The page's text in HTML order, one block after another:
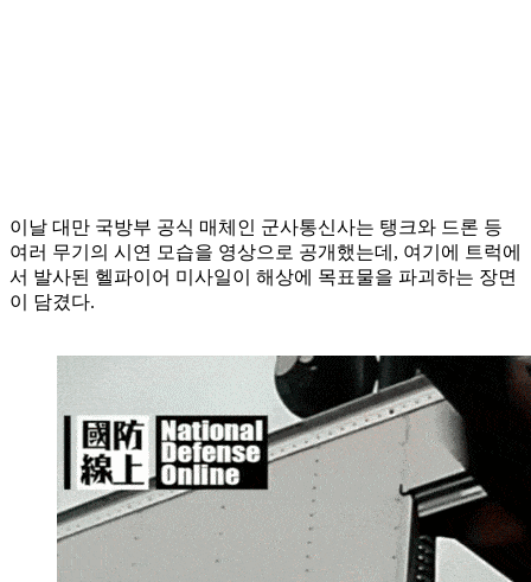
이날 대만 국방부 공식 매체인 군사통신사는 탱크와 드론 등
여러 무기의 시연 모습을 영상으로 공개했는데, 여기에 트럭에
서 발사된 헬파이어 미사일이 해상에 목표물을 파괴하는 장면
이 담겼다.